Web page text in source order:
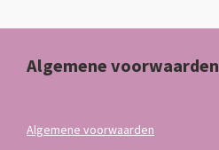
Algemene voorwaarden
Algemene voorwaarden